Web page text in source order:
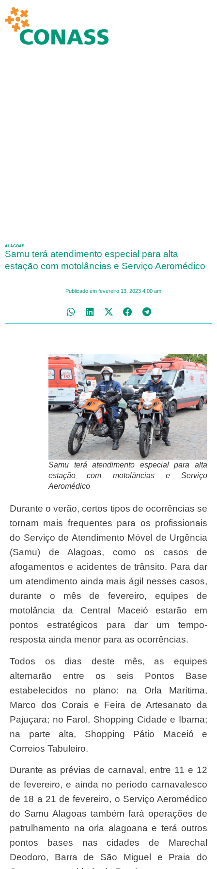
ALAGOAS
Samu terá atendimento especial para alta
estação com motolâncias e Serviço Aeromédico
Publicado em fevereiro 13, 2023 4:00 am
Samu terá atendimento especial para alta
estação com motolâncias e Serviço
Aeromédico
Durante o verão, certos tipos de ocorrências se
tornam mais frequentes para os profissionais
do Serviço de Atendimento Móvel de Urgência
(Samu) de Alagoas, como os casos de
afogamentos e acidentes de trânsito. Para dar
um atendimento ainda mais ágil nesses casos,
durante o mês de fevereiro, equipes de
motolância da Central Maceió estarão em
pontos estratégicos para dar um tempo-
resposta ainda menor para as ocorrências.
Todos os dias deste mês, as equipes
alternarão entre os seis Pontos Base
estabelecidos no plano: na Orla Marítima,
Marco dos Corais e Feira de Artesanato da
Pajuçara; no Farol, Shopping Cidade e Ibama;
na parte alta, Shopping Pátio Maceió e
Correios Tabuleiro.
Durante as prévias de carnaval, entre 11 e 12
de fevereiro, e ainda no período carnavalesco
de 18 a 21 de fevereiro, o Serviço Aeromédico
do Samu Alagoas também fará operações de
patrulhamento na orla alagoana e terá outros
pontos bases nas cidades de Marechal
Deodoro, Barra de São Miguel e Praia do